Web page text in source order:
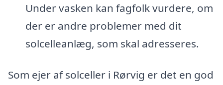
Under vasken kan fagfolk vurdere, om
der er andre problemer med dit
solcelleanlæg, som skal adresseres.
Som ejer af solceller i Rørvig er det en god